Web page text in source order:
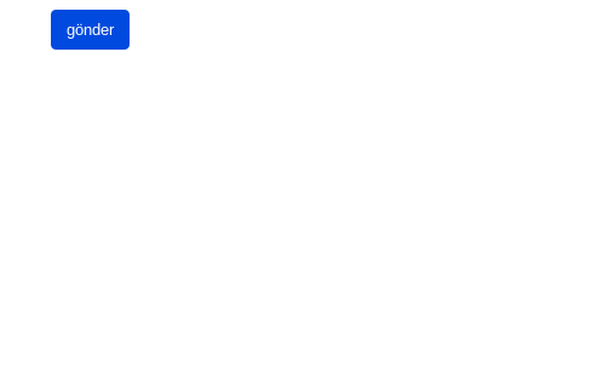
gönder